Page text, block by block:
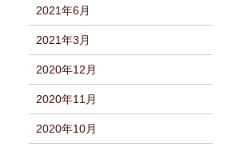
2021年6月
2021年3月
2020年12月
2020年11月
2020年10月